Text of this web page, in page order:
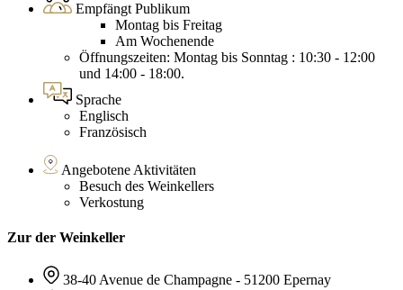
Empfängt Publikum
Montag bis Freitag
Am Wochenende
Öffnungszeiten: Montag bis Sonntag : 10:30 - 12:00
und 14:00 - 18:00.
Sprache
Englisch
Französisch
Angebotene Aktivitäten
Besuch des Weinkellers
Verkostung
Zur der Weinkeller
38-40 Avenue de Champagne - 51200 Epernay